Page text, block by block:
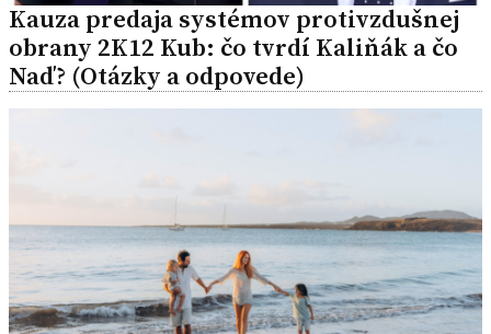
Kauza predaja systémov protivzdušnej
obrany 2K12 Kub: čo tvrdí Kaliňák a čo
Naď? (Otázky a odpovede)